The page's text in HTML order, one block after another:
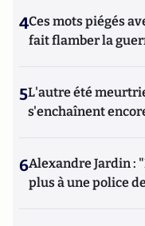
4Ces mots piégés
fait flamber la
5L'autre été
s'enchaînent
6Alexandre Jardin :
plus à une police